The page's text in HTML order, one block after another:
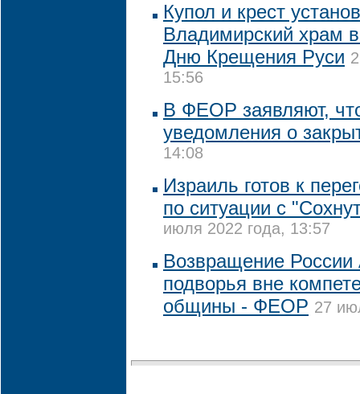
Купол и крест
Владимирский храм
Дню Крещения Руси
15:56
В ФЕОР заявляют,
уведомления о
14:08
Израиль готов к
по ситуации с
июля 2022 года, 13:57
Возвращение России
подворья вне
общины - ФЕОР 27